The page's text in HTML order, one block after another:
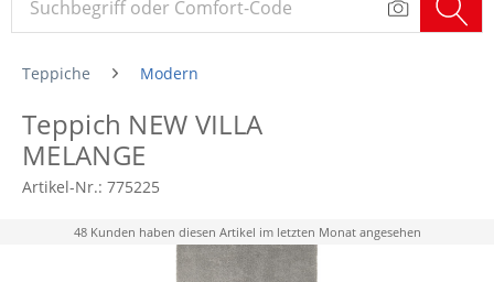
Teppiche Modern
Teppich NEW VILLA
MELANGE
Artikel-Nr.: 775225
48 Kunden haben diesen Artikel im letzten Monat angesehen